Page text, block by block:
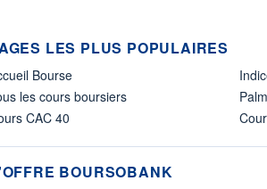
LES PLUS POPULAIRES
Bourse
les cours boursiers
CAC 40
BOURSOBANK